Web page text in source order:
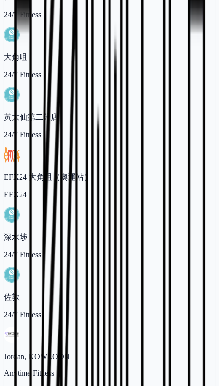
24/7 Fitness
大角咀
24/7 Fitness
黃大仙第二分店
24/7 Fitness
EFX24 大角咀（奧運站）
EFX24
深水埗
24/7 Fitness
佐敦
24/7 Fitness
Jordan, KOWLOON
Anytime Fitness